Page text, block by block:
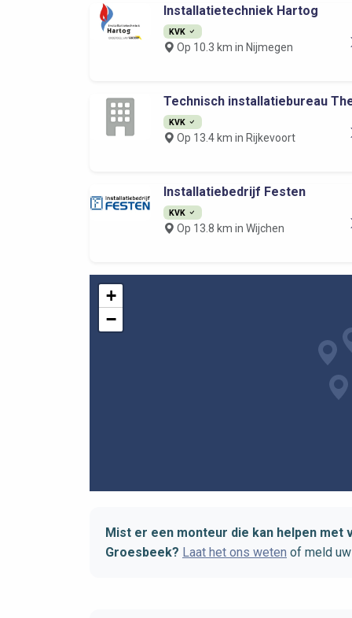
Installatietechniek Hartog
KVK
Op 10.3 km in Nijmegen
Technisch installatiebureau
KVK
Op 13.4 km in Rijkevoort
Installatiebedrijf Festen
KVK
Op 13.8 km in Wijchen
+
−
Mist er een monteur die kan helpen
Groesbeek? Laat het ons weten of meld